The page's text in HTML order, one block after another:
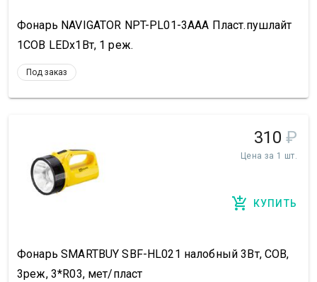
Фонарь NAVIGATOR NPT-PL01-3AAA Пласт.пушлайт
1СОВ LEDx1Вт, 1 реж.
Под заказ
310 ₽
Цена за 1 шт.
КУПИТЬ
Фонарь SMARTBUY SBF-HL021 налобный 3Вт, COB,
3реж, 3*R03, мет/пласт